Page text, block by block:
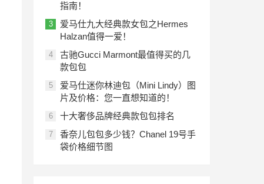
指南！
3
爱马仕九大经典款女包之Hermes
Halzan值得一爱！
4
古驰Gucci Marmont最值得买的几
款包包
5
爱马仕迷你林迪包（Mini Lindy）图
片及价格：您一直想知道的！
6 十大奢侈品牌经典款包包排名
7
香奈儿包包多少钱？Chanel 19号手
袋价格细节图